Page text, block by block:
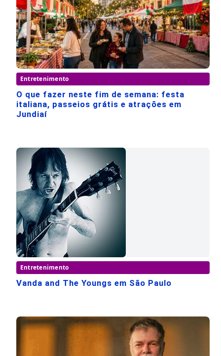
Entretenimento
O que fazer neste fim de semana: festa
italiana, passeios grátis e atrações em
Jundiaí
Entretenimento
Vanda and The Youngs em São Paulo